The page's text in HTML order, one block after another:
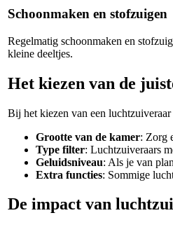
Schoonmaken en stofzuigen
Regelmatig schoonmaken en
kleine deeltjes.
Het kiezen van de
Bij het kiezen van een
Grootte van de kamer: Zorg
Type filter: Luchtzuiveraars
Geluidsniveau: Als je van
Extra functies: Sommige
De impact van